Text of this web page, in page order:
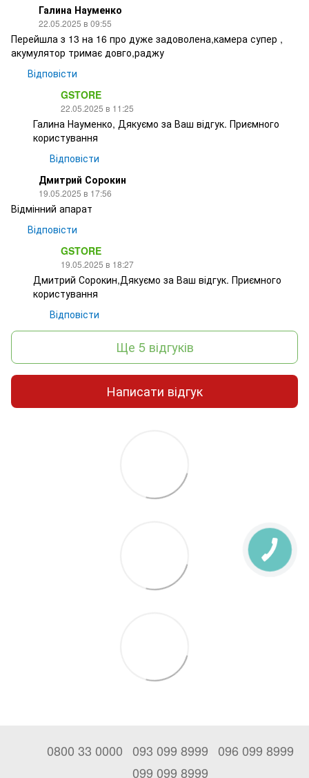
Галина Науменко
22.05.2025 в 09:55
Перейшла з 13 на 16 про дуже задоволена,камера супер ,
акумулятор тримає довго,раджу
Відповісти
GSTORE
22.05.2025 в 11:25
Галина Науменко, Дякуємо за Ваш відгук. Приємного
користування
Відповісти
Дмитрий Сорокин
19.05.2025 в 17:56
Відмінний апарат
Відповісти
GSTORE
19.05.2025 в 18:27
Дмитрий Сорокин,Дякуємо за Ваш відгук. Приємного
користування
Відповісти
Ще 5 відгуків
Написати відгук
0800 33 0000 093 099 8999 096 099 8999
099 099 8999